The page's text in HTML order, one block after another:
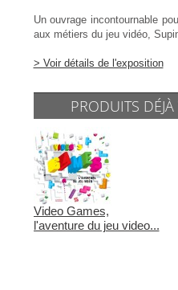
Un ouvrage incontournable
aux métiers du jeu vidéo,
> Voir détails de l'exposition
PRODUITS DÉJÀ
Video Games,
l'aventure du jeu video...